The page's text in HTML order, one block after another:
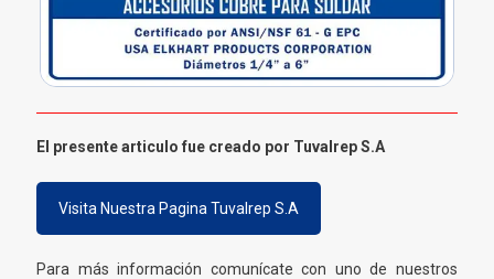
El presente articulo fue creado por Tuvalrep S.A
Visita Nuestra Pagina Tuvalrep S.A
Para más información comunícate con uno de nuestros